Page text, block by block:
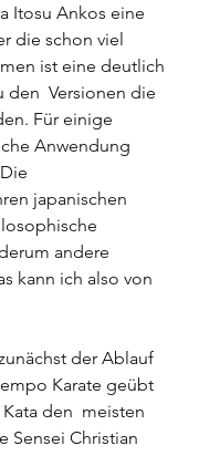
Itosu Ankos eine
die schon viel
ist eine deutlich
den  Versionen die
Für einige
Anwendung
japanischen
andere
kann ich also von
der Ablauf
Karate geübt
den  meisten
Sensei Christian